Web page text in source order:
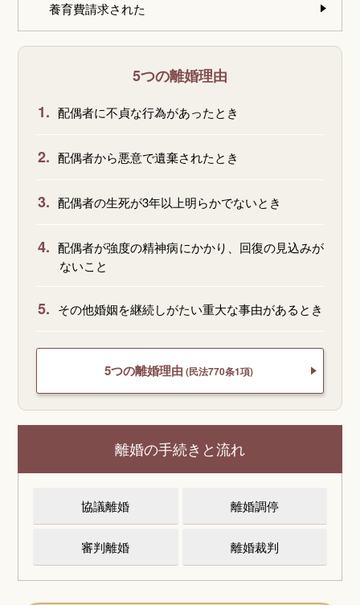
養育費請求された
5つの離婚理由
1. 配偶者に不貞な行為があったとき
2. 配偶者から悪意で遺棄されたとき
3. 配偶者の生死が3年以上明らかでないとき
4. 配偶者が強度の精神病にかかり、回復の見込みが
ないこと
5. その他婚姻を継続しがたい重大な事由があるとき
5つの離婚理由 (民法770条1項)
離婚の手続きと流れ
協議離婚 離婚調停
審判離婚 離婚裁判